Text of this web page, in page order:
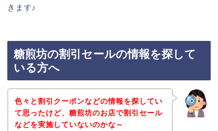
きます♪
糖煎坊の割引セールの情報を探して
いる方へ
色々と割引クーポンなどの情報を探してい
て思ったけど、糖煎坊のお店で割引セール
などを実施していないのかな～